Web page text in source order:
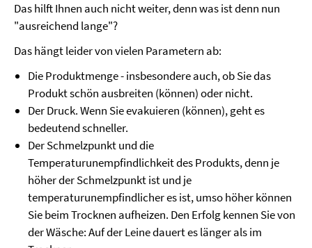
Das hilft Ihnen auch nicht weiter, denn was ist denn nun
"ausreichend lange"?
Das hängt leider von vielen Parametern ab:
Die Produktmenge - insbesondere auch, ob Sie das
Produkt schön ausbreiten (können) oder nicht.
Der Druck. Wenn Sie evakuieren (können), geht es
bedeutend schneller.
Der Schmelzpunkt und die
Temperaturunempfindlichkeit des Produkts, denn je
höher der Schmelzpunkt ist und je
temperaturunempfindlicher es ist, umso höher können
Sie beim Trocknen aufheizen. Den Erfolg kennen Sie von
der Wäsche: Auf der Leine dauert es länger als im